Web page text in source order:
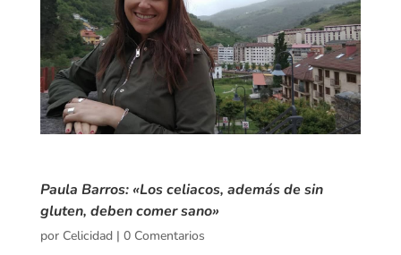
Paula Barros: «Los celiacos, además de sin
gluten, deben comer sano»
por Celicidad| 0 Comentarios